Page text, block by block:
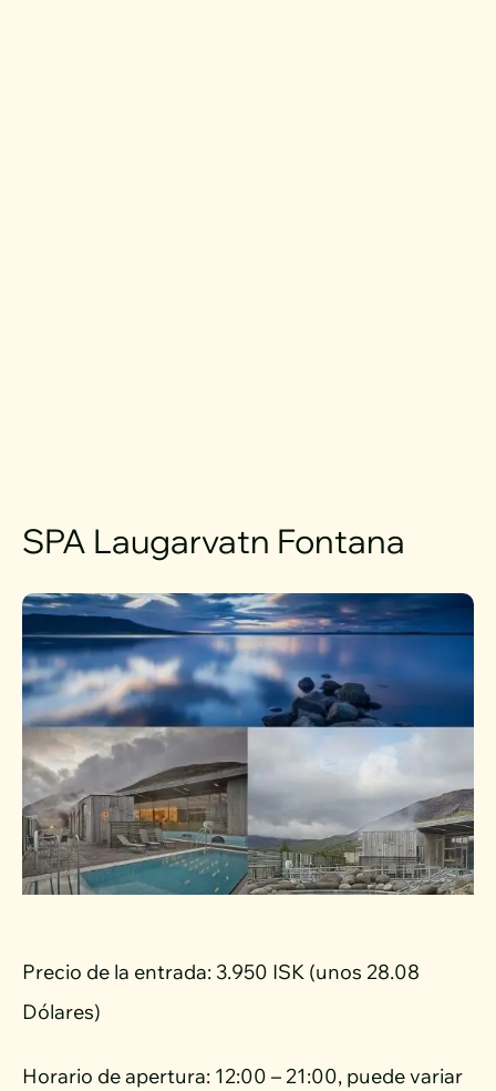
SPA Laugarvatn Fontana
Precio de la entrada: 3.950 ISK (unos 28.08
Dólares)
Horario de apertura: 12:00 – 21:00, puede variar